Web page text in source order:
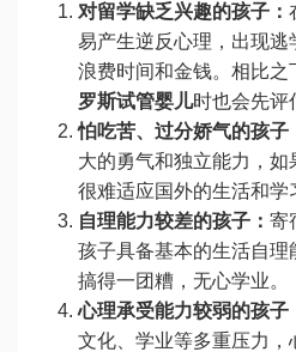
对留学缺乏兴趣的孩子：
易产生逆反心理，出现逃
浪费时间和金钱。相比之
罗斯试管婴儿时也会先评
怕吃苦、过分娇气的孩子
大的勇气和独立能力，如
很难适应国外的生活和学
自理能力较差的孩子： 寄
孩子具备基本的生活自
搞得一团糟，无心学业。
心理承受能力较弱的孩子
文化、学业等多重压力，